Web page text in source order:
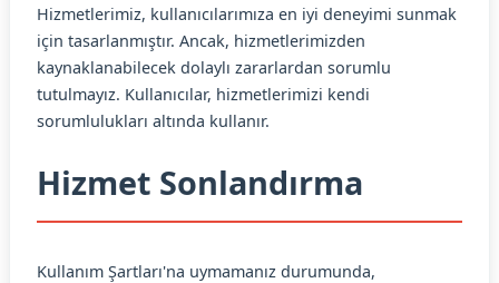
Hizmetlerimiz, kullanıcılarımıza en iyi deneyimi sunmak
için tasarlanmıştır. Ancak, hizmetlerimizden
kaynaklanabilecek dolaylı zararlardan sorumlu
tutulmayız. Kullanıcılar, hizmetlerimizi kendi
sorumlulukları altında kullanır.
Hizmet Sonlandırma
Kullanım Şartları'na uymamanız durumunda,